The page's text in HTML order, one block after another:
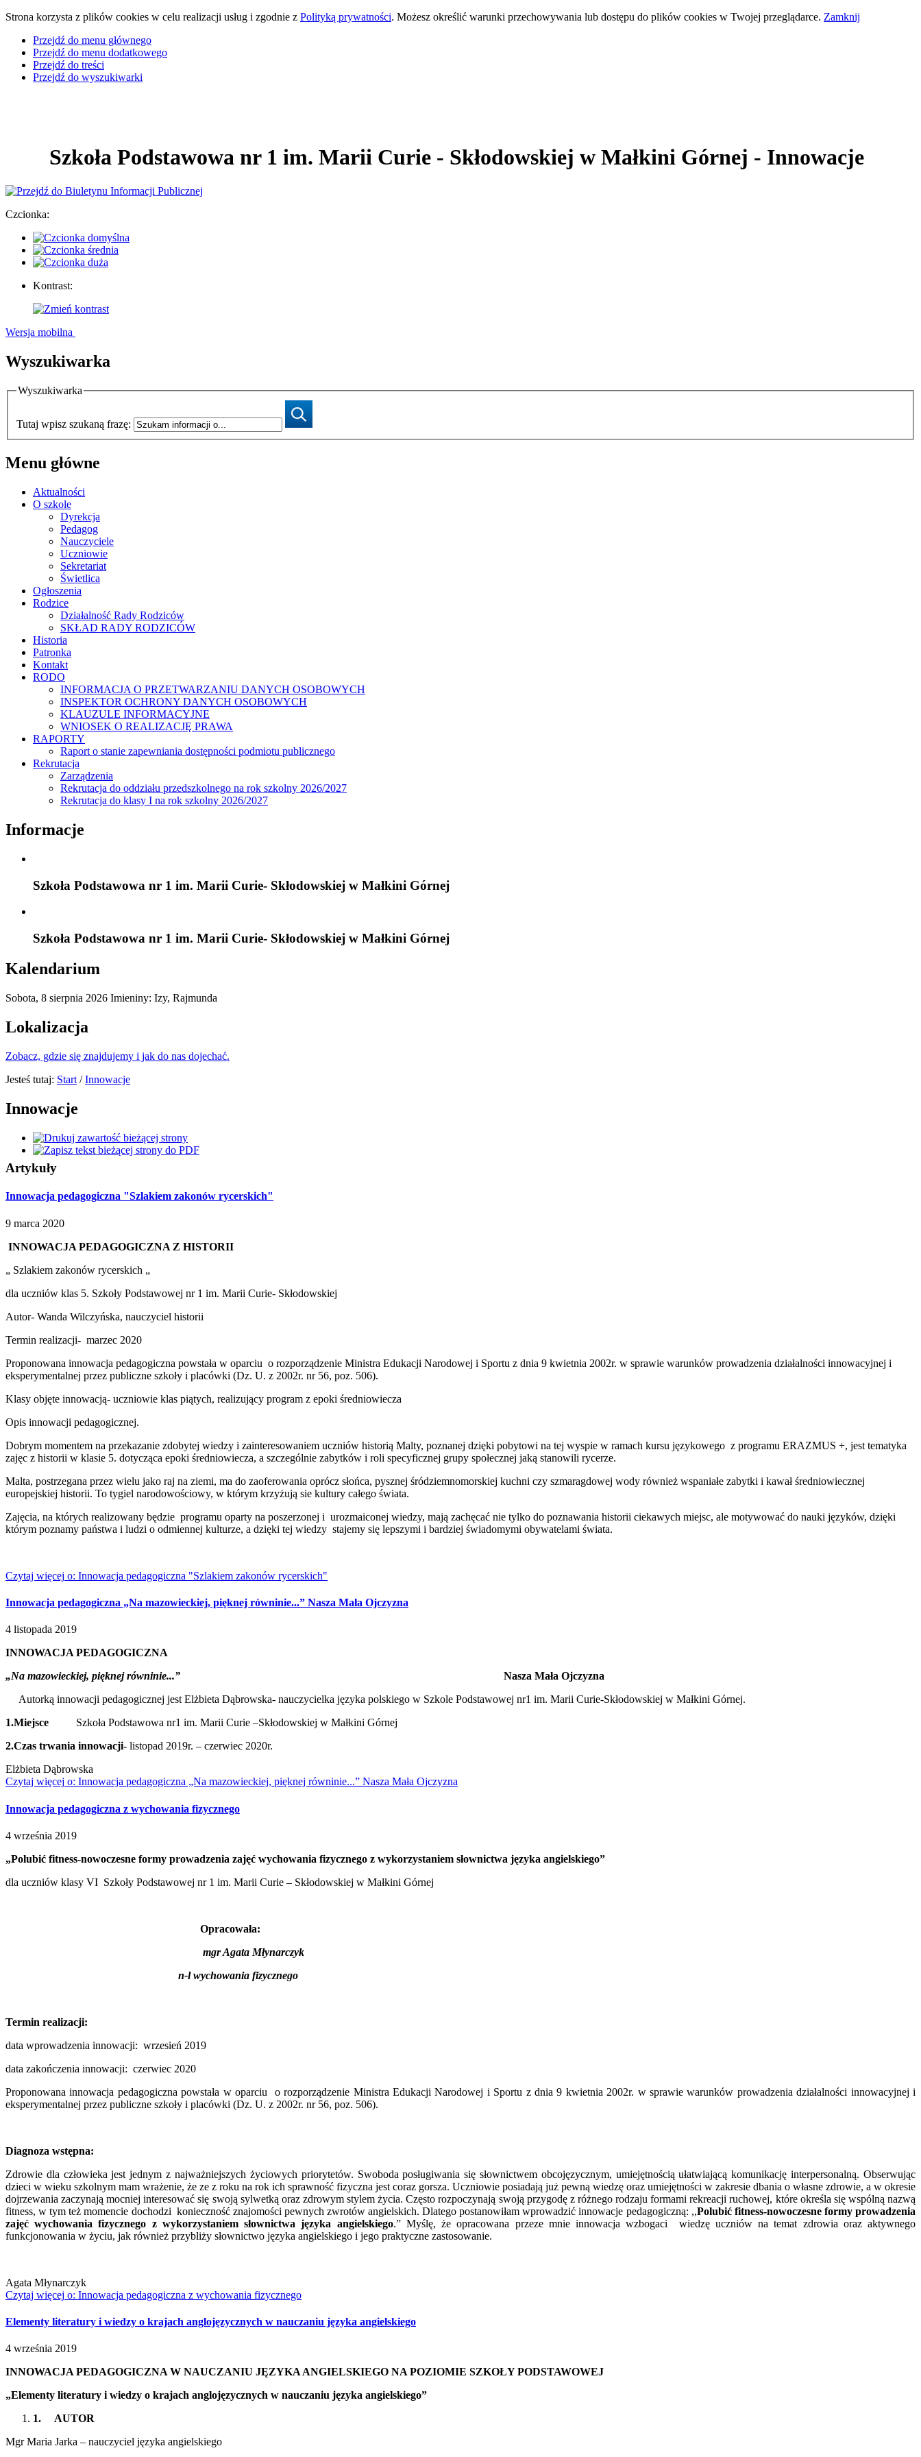
Strona korzysta z plików cookies w celu realizacji usług i zgodnie z Polityką prywatności. Możesz określić warunki przechowywania lub dostępu do plików cookies w Twojej przeglądarce. Zamknij
Przejdź do menu głównego
Przejdź do menu dodatkowego
Przejdź do treści
Przejdź do wyszukiwarki
Szkoła Podstawowa nr 1 im. Marii Curie - Skłodowskiej w Małkini Górnej - Innowacje
Czcionka:
Kontrast:
Wersja mobilna
Wyszukiwarka
Wyszukiwarka
Tutaj wpisz szukaną frazę:
Menu główne
Aktualności
O szkole
Dyrekcja
Pedagog
Nauczyciele
Uczniowie
Sekretariat
Świetlica
Ogłoszenia
Rodzice
Działalność Rady Rodziców
SKŁAD RADY RODZICÓW
Historia
Patronka
Kontakt
RODO
INFORMACJA O PRZETWARZANIU DANYCH OSOBOWYCH
INSPEKTOR OCHRONY DANYCH OSOBOWYCH
KLAUZULE INFORMACYJNE
WNIOSEK O REALIZACJĘ PRAWA
RAPORTY
Raport o stanie zapewniania dostępności podmiotu publicznego
Rekrutacja
Zarządzenia
Rekrutacja do oddziału przedszkolnego na rok szkolny 2026/2027
Rekrutacja do klasy I na rok szkolny 2026/2027
Informacje
Szkoła Podstawowa nr 1 im. Marii Curie- Skłodowskiej w Małkini Górnej
Szkoła Podstawowa nr 1 im. Marii Curie- Skłodowskiej w Małkini Górnej
Kalendarium
Sobota, 8 sierpnia 2026 Imieniny: Izy, Rajmunda
Lokalizacja
Zobacz, gdzie się znajdujemy i jak do nas dojechać.
Jesteś tutaj: Start /Innowacje
Innowacje
Artykuły
Innowacja pedagogiczna "Szlakiem zakonów rycerskich"
9 marca 2020
INNOWACJA PEDAGOGICZNA Z HISTORII
„ Szlakiem zakonów rycerskich „
dla uczniów klas 5. Szkoły Podstawowej nr 1 im. Marii Curie- Skłodowskiej
Autor- Wanda Wilczyńska, nauczyciel historii
Termin realizacji- marzec 2020
Proponowana innowacja pedagogiczna powstała w oparciu o rozporządzenie Ministra Edukacji Narodowej i Sportu z dnia 9 kwietnia 2002r. w sprawie warunków prowadzenia działalności innowacyjnej i
eksperymentalnej przez publiczne szkoły i placówki (Dz. U. z 2002r. nr 56, poz. 506).
Klasy objęte innowacją- uczniowie klas piątych, realizujący program z epoki średniowiecza
Opis innowacji pedagogicznej.
Dobrym momentem na przekazanie zdobytej wiedzy i zainteresowaniem uczniów historią Malty, poznanej dzięki pobytowi na tej wyspie w ramach kursu językowego z programu ERAZMUS +, jest tematyka
zajęc z historii w klasie 5. dotycząca epoki średniowiecza, a szczególnie zabytków i roli specyficznej grupy społecznej jaką stanowili rycerze.
Malta, postrzegana przez wielu jako raj na ziemi, ma do zaoferowania oprócz słońca, pysznej śródziemnomorskiej kuchni czy szmaragdowej wody również wspaniałe zabytki i kawał średniowiecznej
europejskiej historii. To tygiel narodowościowy, w którym krzyżują sie kultury całego świata.
Zajęcia, na których realizowany będzie programu oparty na poszerzonej i urozmaiconej wiedzy, mają zachęcać nie tylko do poznawania historii ciekawych miejsc, ale motywować do nauki języków, dzięki
którym poznamy państwa i ludzi o odmiennej kulturze, a dzięki tej wiedzy stajemy się lepszymi i bardziej świadomymi obywatelami świata.
Czytaj więcej o: Innowacja pedagogiczna "Szlakiem zakonów rycerskich"
Innowacja pedagogiczna „Na mazowieckiej, pięknej równinie...” Nasza Mała Ojczyzna
4 listopada 2019
INNOWACJA PEDAGOGICZNA
„Na mazowieckiej, pięknej równinie...”
Nasza Mała Ojczyzna
Autorką innowacji pedagogicznej jest Elżbieta Dąbrowska- nauczycielka języka polskiego w Szkole Podstawowej nr1 im. Marii Curie-Skłodowskiej w Małkini Górnej.
1.Miejsce
Szkoła Podstawowa nr1 im. Marii Curie –Skłodowskiej w Małkini Górnej
2.Czas trwania innowacji- listopad 2019r. – czerwiec 2020r.
Elżbieta Dąbrowska
Czytaj więcej o: Innowacja pedagogiczna „Na mazowieckiej, pięknej równinie...” Nasza Mała Ojczyzna
Innowacja pedagogiczna z wychowania fizycznego
4 września 2019
„Polubić fitness-nowoczesne formy prowadzenia zajęć wychowania fizycznego z wykorzystaniem słownictwa języka angielskiego”
dla uczniów klasy VI Szkoły Podstawowej nr 1 im. Marii Curie – Skłodowskiej w Małkini Górnej
Opracowała:
mgr Agata Młynarczyk
n-l wychowania fizycznego
Termin realizacji:
data wprowadzenia innowacji: wrzesień 2019
data zakończenia innowacji: czerwiec 2020
Proponowana innowacja pedagogiczna powstała w oparciu o rozporządzenie Ministra Edukacji Narodowej i Sportu z dnia 9 kwietnia 2002r. w sprawie warunków prowadzenia działalności innowacyjnej i
eksperymentalnej przez publiczne szkoły i placówki (Dz. U. z 2002r. nr 56, poz. 506).
Diagnoza wstępna:
Zdrowie dla człowieka jest jednym z najważniejszych życiowych priorytetów. Swoboda posługiwania się słownictwem obcojęzycznym, umiejętnością ułatwiającą komunikację interpersonalną. Obserwując
dzieci w wieku szkolnym mam wrażenie, że ze z roku na rok ich sprawność fizyczna jest coraz gorsza. Uczniowie posiadają już pewną wiedzę oraz umiejętności w zakresie dbania o własne zdrowie, a w okresie
dojrzewania zaczynają mocniej interesować się swoją sylwetką oraz zdrowym stylem życia. Często rozpoczynają swoją przygodę z różnego rodzaju formami rekreacji ruchowej, które określa się wspólną nazwą
fitness, w tym też momencie dochodzi konieczność znajomości pewnych zwrotów angielskich. Dlatego postanowiłam wprowadzić innowacje pedagogiczną: ,,Polubić fitness-nowoczesne formy prowadzenia
zajęć wychowania fizycznego z wykorzystaniem słownictwa języka angielskiego.” Myślę, że opracowana przeze mnie innowacja wzbogaci wiedzę uczniów na temat zdrowia oraz aktywnego
funkcjonowania w życiu, jak również przybliży słownictwo języka angielskiego i jego praktyczne zastosowanie.
Agata Młynarczyk
Czytaj więcej o: Innowacja pedagogiczna z wychowania fizycznego
Elementy literatury i wiedzy o krajach anglojęzycznych w nauczaniu języka angielskiego
4 września 2019
INNOWACJA PEDAGOGICZNA W NAUCZANIU JĘZYKA ANGIELSKIEGO NA POZIOMIE SZKOŁY PODSTAWOWEJ
„Elementy literatury i wiedzy o krajach anglojęzycznych w nauczaniu języka angielskiego”
1. AUTOR
Mgr Maria Jarka – nauczyciel języka angielskiego